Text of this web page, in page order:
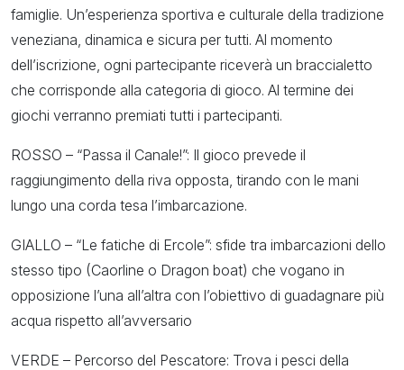
famiglie. Un’esperienza sportiva e culturale della tradizione
veneziana, dinamica e sicura per tutti. Al momento
dell’iscrizione, ogni partecipante riceverà un braccialetto
che corrisponde alla categoria di gioco. Al termine dei
giochi verranno premiati tutti i partecipanti.
ROSSO – “Passa il Canale!”: Il gioco prevede il
raggiungimento della riva opposta, tirando con le mani
lungo una corda tesa l’imbarcazione.
GIALLO – “Le fatiche di Ercole”: sfide tra imbarcazioni dello
stesso tipo (Caorline o Dragon boat) che vogano in
opposizione l’una all’altra con l’obiettivo di guadagnare più
acqua rispetto all’avversario
VERDE – Percorso del Pescatore: Trova i pesci della